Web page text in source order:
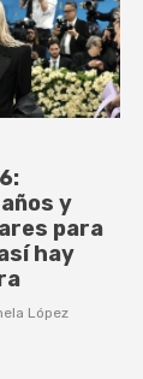
y
para
hay
López